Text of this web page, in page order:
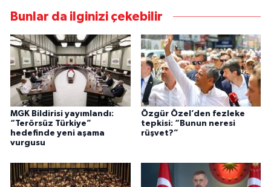
Bunlar da ilginizi çekebilir
MGK Bildirisi yayımlandı:
“Terörsüz Türkiye”
hedefinde yeni aşama
vurgusu
Özgür Özel’den fezleke
tepkisi: “Bunun neresi
rüşvet?”